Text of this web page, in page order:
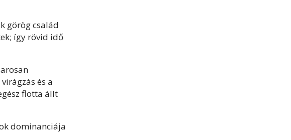
görög család
így rövid idő
és a
flotta állt
dominanciája